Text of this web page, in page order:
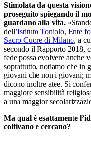
Stimolata da questa
proseguito spiegando il
guardano alla vita.
dell’Istituto Toniolo, Ente
Sacro Cuore di Milano, a
secondo il Rapporto 2018,
fede possa evolvere anche
soprattutto, notiamo che in
giovani che non i giovani;
dicono inoltre atee. Si
maggiore sensibilità
a una maggior
Ma qual è esattamente
coltivano e cercano?